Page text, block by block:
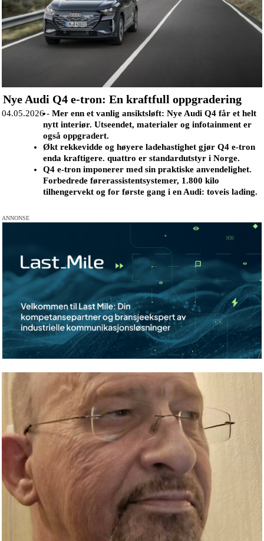
Nye Audi Q4 e-tron: En kraftfull oppgradering
04.05.2026 - Mer enn et vanlig ansiktsløft: Nye Audi Q4 får et helt
nytt interiør. Utseendet, materialer og infotainment er
også oppgradert.
Økt rekkevidde og høyere ladehastighet gjør Q4 e-tron
enda kraftigere. quattro er standardutstyr i Norge.
Q4 e-tron imponerer med sin praktiske anvendelighet.
Forbedrede førerassistentsystemer, 1.800 kilo
tilhengervekt og for første gang i en Audi: toveis lading.
ANNONSE